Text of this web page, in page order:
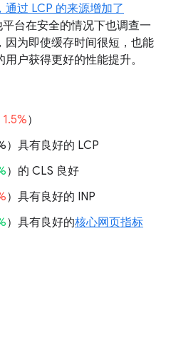
通过 LCP 的来源增加了
台在安全的情况下也调查一
因为即使缓存时间很短，也能
户获得更好的性能提升。
1.5%）
）具有良好的 LCP
）的 CLS 良好
）具有良好的 INP
）具有良好的核心网页指标